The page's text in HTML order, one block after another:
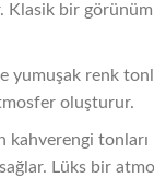
Klasik bir
yumuşak renk
oluşturur.
kahverengi tonları
Lüks bir